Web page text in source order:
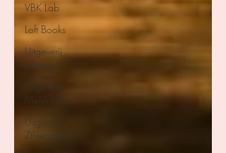
VBK Lab
Loft Books
Uitgeverij
Lannoo
Uitgeverij
Melenhoff
Uitgeverij
Zilverspoor